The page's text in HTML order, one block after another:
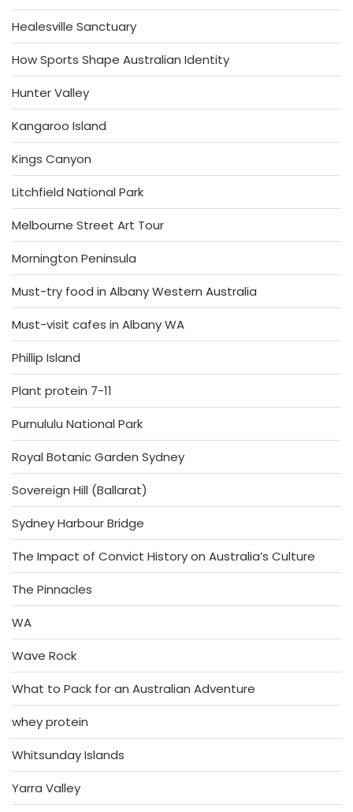
Healesville Sanctuary
How Sports Shape Australian Identity
Hunter Valley
Kangaroo Island
Kings Canyon
Litchfield National Park
Melbourne Street Art Tour
Mornington Peninsula
Must-try food in Albany Western Australia
Must-visit cafes in Albany WA
Phillip Island
Plant protein 7-11
Purnululu National Park
Royal Botanic Garden Sydney
Sovereign Hill (Ballarat)
Sydney Harbour Bridge
The Impact of Convict History on Australia’s Culture
The Pinnacles
WA
Wave Rock
What to Pack for an Australian Adventure
whey protein
Whitsunday Islands
Yarra Valley